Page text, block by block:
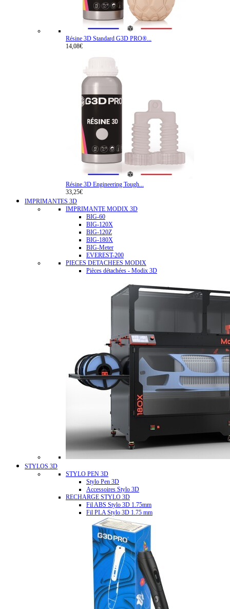
Résine 3D Standard G3D PRO®...
14,08€
Résine 3D Engineering Tough...
33,25€
IMPRIMANTES 3D
IMPRIMANTE MODIX 3D
BIG-60
BIG-120X
BIG-120Z
BIG-180X
BIG-Meter
EVEREST-200
PIECES DETACHEES MODIX
Pièces détachées - Modix 3D
STYLOS 3D
STYLO PEN 3D
Stylo Pen 3D
Accessoires Stylo 3D
RECHARGE STYLO 3D
Fil ABS Stylo 3D 1.75mm
Fil PLA Stylo 3D 1.75 mm